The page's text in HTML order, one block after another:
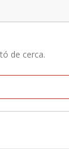
de cerca.